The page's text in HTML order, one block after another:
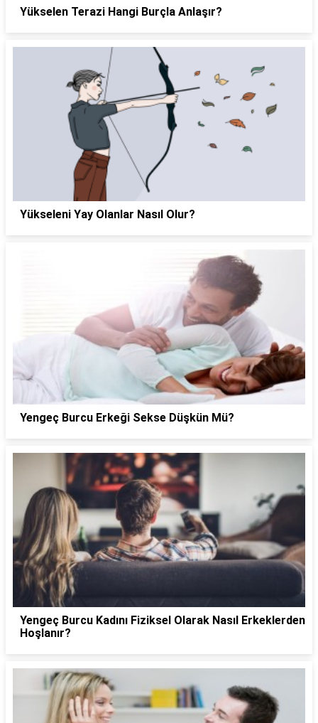
Yükselen Terazi Hangi Burçla Anlaşır?
Yükseleni Yay Olanlar Nasıl Olur?
Yengeç Burcu Erkeği Sekse Düşkün Mü?
Yengeç Burcu Kadını Fiziksel Olarak Nasıl Erkeklerden
Hoşlanır?